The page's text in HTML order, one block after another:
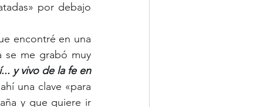
por debajo
encontré en una
se me grabó muy
y vivo de la fe en
una clave «para
y que quiere ir